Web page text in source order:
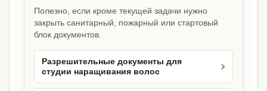
Полезно, если кроме текущей задачи нужно
закрыть санитарный, пожарный или стартовый
блок документов.
Разрешительные документы для
студии наращивания волос